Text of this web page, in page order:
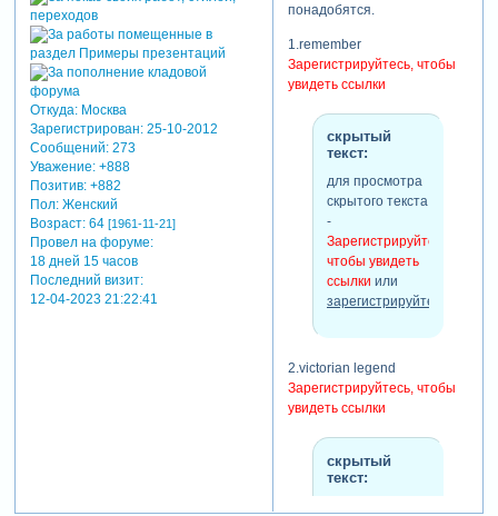
Откуда:Москва
Зарегистрирован: 25-10-2012
Сообщений:273
Уважение: +888
Позитив: +882
Пол:Женский
Возраст:64 [1961-11-21]
Провел на форуме:
18 дней 15 часов
Последний визит:
12-04-2023 21:22:41
понадобятся.
1.remember
Зарегистрируйтесь, чтобы
увидеть ссылки
скрытый
текст:
для просмотра
скрытого текста
-
Зарегистрируйтесь,
чтобы увидеть
ссылки или
зарегистрируйтесь
2.victorian legend
Зарегистрируйтесь, чтобы
увидеть ссылки
скрытый
текст: